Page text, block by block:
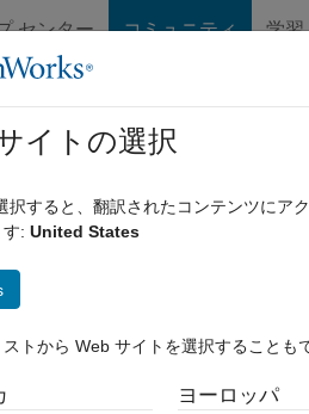
センター コミュニティ 学習
答 閲覧 MATLAB に関する FAQ
configuration
イトの選択
択すると、翻訳されたコンテンツにア
: United States
トから Web サイトを選択することも
ヨーロッパ